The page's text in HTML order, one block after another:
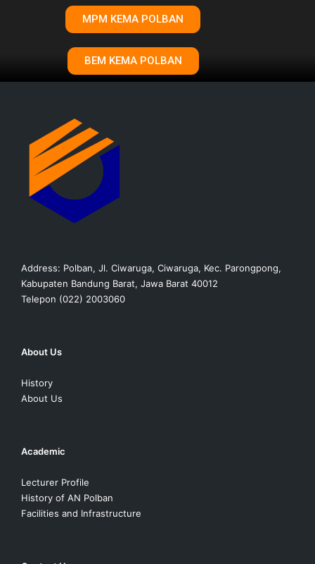
MPM KEMA POLBAN
BEM KEMA POLBAN
Address: Polban, Jl. Ciwaruga, Ciwaruga, Kec. Parongpong,
Kabupaten Bandung Barat, Jawa Barat 40012
Telepon (022) 2003060
About Us
History
About Us
Academic
Lecturer Profile
History of AN Polban
Facilities and Infrastructure